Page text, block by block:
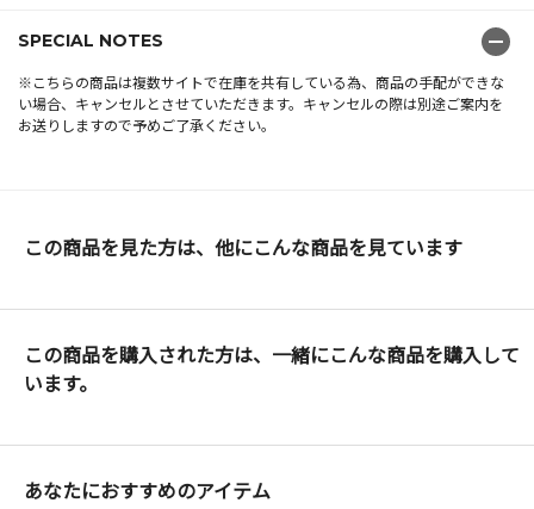
SPECIAL NOTES
※こちらの商品は複数サイトで在庫を共有している為、商品の手配ができな
い場合、キャンセルとさせていただきます。キャンセルの際は別途ご案内を
お送りしますので予めご了承ください。
この商品を見た方は、他にこんな商品を見ています
この商品を購入された方は、一緒にこんな商品を購入して
います。
あなたにおすすめのアイテム